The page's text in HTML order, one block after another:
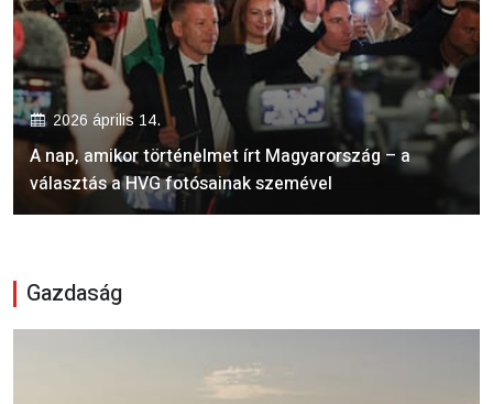
2026 április 14.
A nap, amikor történelmet írt Magyarország – a
választás a HVG fotósainak szemével
Gazdaság